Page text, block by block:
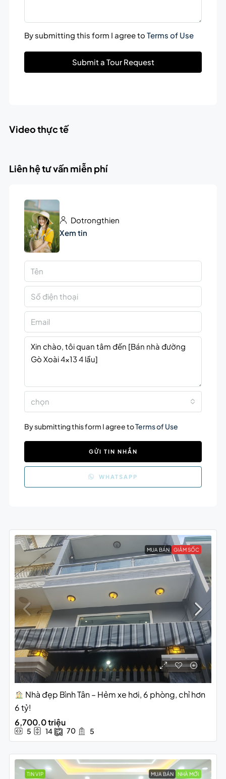
By submitting this form I agree to Terms of Use
Submit a Tour Request
Video thực tế
Liên hệ tư vấn miễn phí
Dotrongthien
Xem tin
chọn
By submitting this form I agree toTerms of Use
GỬI TIN NHẮN
WHATSAPP
MUA BÁN GIẢM SỐC
Nhà đẹp Bình Tân – Hẻm xe hơi, 6 phòng, chỉ hơn
6 tỷ!
6,700.0 triệu
5 14 70 5
TIN VIP MUA BÁN NHÀ MỚI